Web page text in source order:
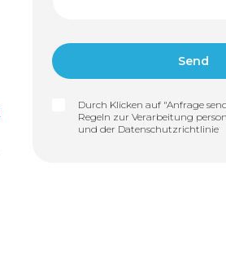
Durch Klicken auf "Anfrage
Regeln zur Verarbeitung
und der Datenschutzrichtlinie